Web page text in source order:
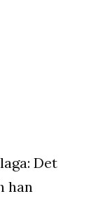
Det
han